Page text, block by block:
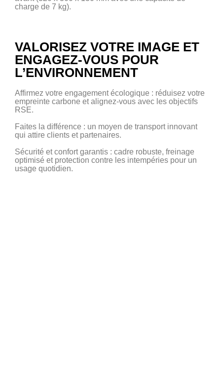
charge de 7 kg).
VALORISEZ VOTRE IMAGE ET
ENGAGEZ-VOUS POUR
L’ENVIRONNEMENT
Affirmez votre engagement écologique : réduisez votre
empreinte carbone et alignez-vous avec les objectifs
RSE.
Faites la différence : un moyen de transport innovant
qui attire clients et partenaires.
Sécurité et confort garantis : cadre robuste, freinage
optimisé et protection contre les intempéries pour un
usage quotidien.